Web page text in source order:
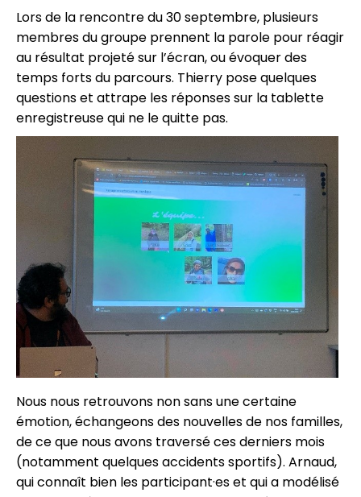
Lors de la rencontre du 30 septembre, plusieurs
membres du groupe prennent la parole pour réagir
au résultat projeté sur l’écran, ou évoquer des
temps forts du parcours. Thierry pose quelques
questions et attrape les réponses sur la tablette
enregistreuse qui ne le quitte pas.
Nous nous retrouvons non sans une certaine
émotion, échangeons des nouvelles de nos familles,
de ce que nous avons traversé ces derniers mois
(notamment quelques accidents sportifs). Arnaud,
qui connaît bien les participant·es et qui a modélisé